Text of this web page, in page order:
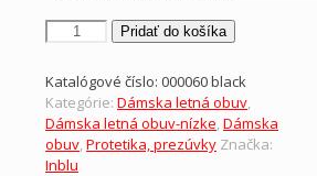
množstvo
dámske
pohodlné
čierne
šľapky
G
Pridať do košíka
Katalógové číslo: 000060 black
Kategórie: Dámska letná obuv,
Dámska letná obuv-nízke,Dámska
obuv,Protetika, prezúvky Značka:
Inblu